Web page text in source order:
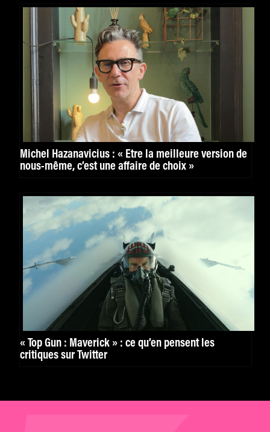
Michel Hazanavicius : « Être la meilleure version de
nous-même, c’est une affaire de choix »
« Top Gun : Maverick » : ce qu’en pensent les
critiques sur Twitter